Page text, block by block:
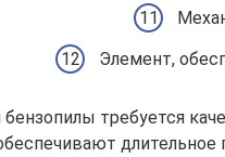
Элемент,
требуется
длительное